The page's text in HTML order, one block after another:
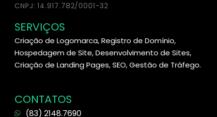
CNPJ: 14.917.782/0001-32
SERVIÇOS
Criação de Logomarca, Registro de Domínio,
Hospedagem de Site, Desenvolvimento de Sites,
Criação de Landing Pages, SEO, Gestão de Tráfego.
CONTATOS
(83) 2148.7690